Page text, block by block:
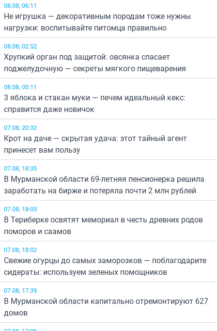
08.08, 06:11
Не игрушка — декоративным породам тоже нужны
нагрузки: воспитывайте питомца правильно
08.08, 02:52
Хрупкий орган под защитой: овсянка спасает
поджелудочную — секреты мягкого пищеварения
08.08, 00:11
3 яблока и стакан муки — печем идеальный кекс:
справится даже новичок
07.08, 20:32
Крот на даче — скрытая удача: этот тайный агент
принесет вам пользу
07.08, 18:35
В Мурманской области 69-летняя пенсионерка решила
заработать на бирже и потеряла почти 2 млн рублей
07.08, 18:05
В Териберке освятят мемориал в честь древних родов
поморов и саамов
07.08, 18:02
Свежие огурцы до самых заморозков — поблагодарите
сидераты: используем зеленых помощников
07.08, 17:39
В Мурманской области капитально отремонтируют 627
домов